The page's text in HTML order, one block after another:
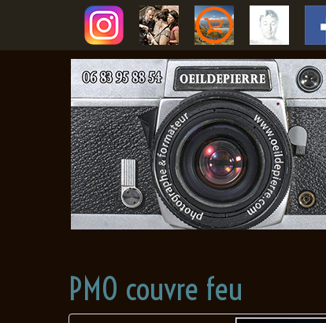
PMO couvre feu